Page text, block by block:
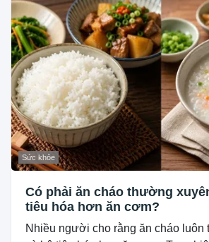
Sức khỏe
Có phải ăn cháo thường
tiêu hóa hơn ăn cơm?
Nhiều người cho rằng ăn cháo luôn